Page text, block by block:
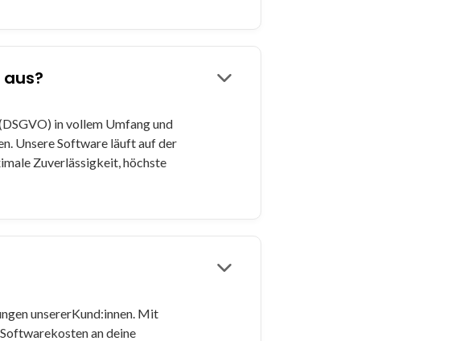
in vollem Umfang und
Unsere Software läuft auf der
Zuverlässigkeit, höchste
unsererKund:innen. Mit
an deine